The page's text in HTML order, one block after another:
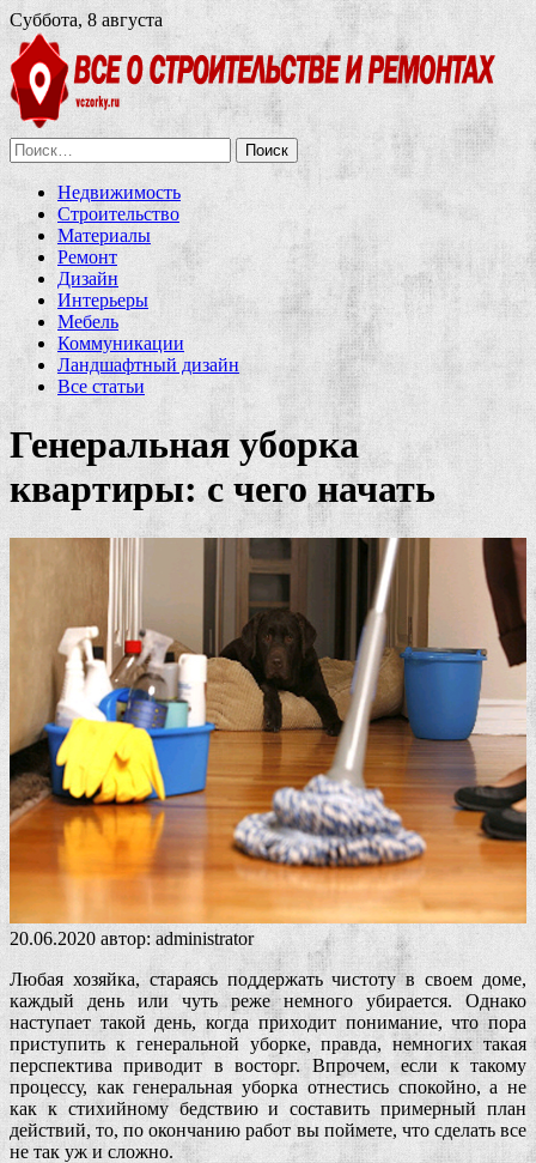
Суббота, 8 августа
Найти:
Недвижимость
Строительство
Материалы
Ремонт
Дизайн
Интерьеры
Мебель
Коммуникации
Ландшафтный дизайн
Все статьи
Генеральная уборка
квартиры: с чего начать
20.06.2020 автор: administrator
Любая хозяйка, стараясь поддержать чистоту в своем доме,
каждый день или чуть реже немного убирается. Однако
наступает такой день, когда приходит понимание, что пора
приступить к генеральной уборке, правда, немногих такая
перспектива приводит в восторг. Впрочем, если к такому
процессу, как генеральная уборка отнестись спокойно, а не
как к стихийному бедствию и составить примерный план
действий, то, по окончанию работ вы поймете, что сделать все
не так уж и сложно.